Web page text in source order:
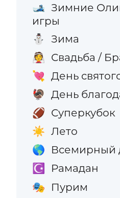
🎿 Зимние
игры
⛄ Зима
👰 Свадьба /
💘 День
🦃 День
🏈 Суперкубок
☀️ Лето
🌎 Всемирный
☪️ Рамадан
🎭 Пурим